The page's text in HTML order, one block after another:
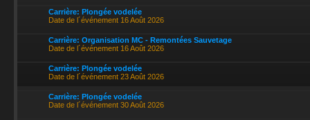
Carrière: Plongée vodelée
Date de l´événement 16 Août 2026
Carrière: Organisation MC - Remontées Sauvetage
Date de l´événement 16 Août 2026
Carrière: Plongée vodelée
Date de l´événement 23 Août 2026
Carrière: Plongée vodelée
Date de l´événement 30 Août 2026